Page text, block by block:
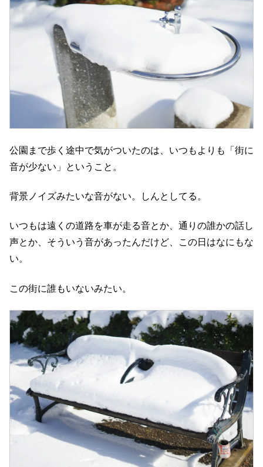
公園まで歩く途中で気がついたのは、いつもよりも「街に
音が少ない」ということ。
背景ノイズみたいな音がない。しんとしてる。
いつもは遠くの道路を車が走る音とか、通りの誰かの話し
声とか、そういう音があったんだけど、この日はなにもな
い。
この街に誰もいないみたい。